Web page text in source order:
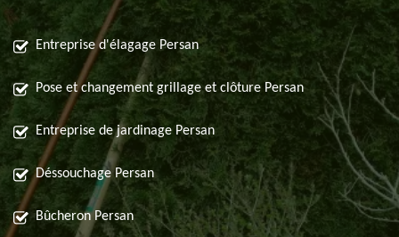
Entreprise d'élagage Persan
Pose et changement grillage et clôture Persan
Entreprise de jardinage Persan
Déssouchage Persan
Bûcheron Persan